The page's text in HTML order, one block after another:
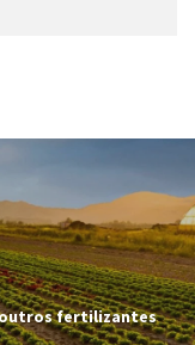
outros fertilizantes